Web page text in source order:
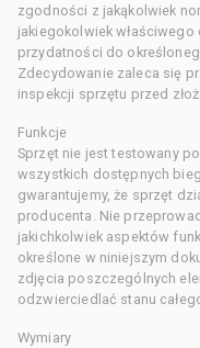
zgodności z jakąkolwiek
jakiegokolwiek właściwego
przydatności do
Zdecydowanie zaleca się
inspekcji sprzętu przed
Funkcje
Sprzęt nie jest testowany
wszystkich dostępnych
gwarantujemy, że sprzęt
producenta. Nie
jakichkolwiek aspektów
określone w niniejszym
zdjęcia poszczególnych
odzwierciedlać stanu
Wymiary